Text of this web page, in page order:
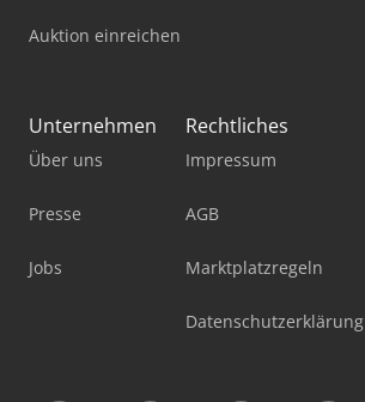
Auktion einreichen
Unternehmen
Über uns
Presse
Jobs
Rechtliches
Impressum
AGB
Marktplatzregeln
Datenschutzerklärung